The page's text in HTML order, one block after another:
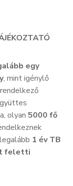
egy
, mint igénylő
olyan 5000 fő
1 év TB
feletti